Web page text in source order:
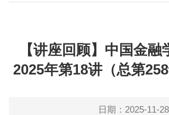
【讲座回顾】中国金
2025年第18讲（总第
日期：2025-11-28